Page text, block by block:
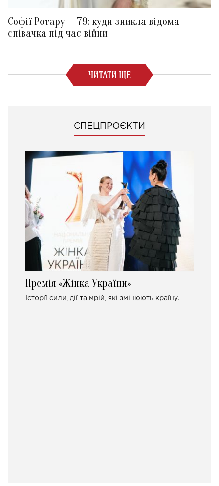
Софії Ротару — 79: куди зникла відома
співачка під час війни
ЧИТАТИ ЩЕ
СПЕЦПРОЄКТИ
Премія «Жінка України»
Історії сили, дії та мрій, які змінюють країну.